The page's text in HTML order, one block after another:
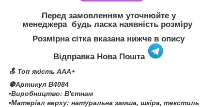
Перед замовленням уточнюйте у
менеджера будь ласка наявність розміру
Розмірна сітка вказана нижче в опису
Відправка Нова Пошта
🔝 Топ якість AAA+
🔘Артикул B4084
▪️Виробництво: В'єтнам
▪️Матеріал верху: натуральна замша, шкіра, текстиль